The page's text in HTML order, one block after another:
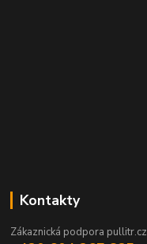
Kontakty
Zákaznická podpora pullitr.cz